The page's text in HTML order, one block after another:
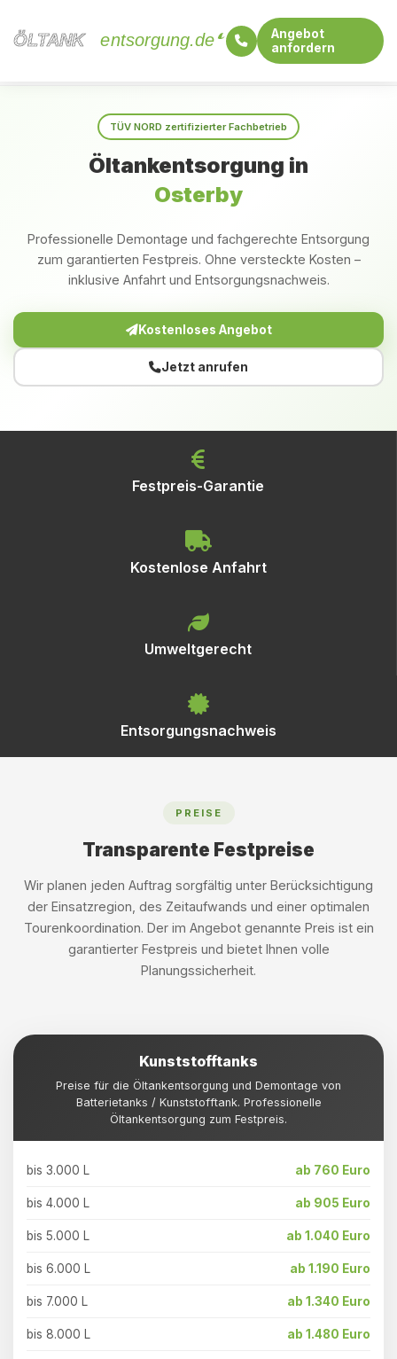
ÖLTANK
ÖLTANK entsorgung.de
Angebot
anfordern
TÜV NORD zertifizierter Fachbetrieb
Öltankentsorgung in
Osterby
Professionelle Demontage und fachgerechte Entsorgung
zum garantierten Festpreis. Ohne versteckte Kosten –
inklusive Anfahrt und Entsorgungsnachweis.
Kostenloses Angebot
Jetzt anrufen
Festpreis-Garantie
Kostenlose Anfahrt
Umweltgerecht
Entsorgungsnachweis
PREISE
Transparente Festpreise
Wir planen jeden Auftrag sorgfältig unter Berücksichtigung
der Einsatzregion, des Zeitaufwands und einer optimalen
Tourenkoordination. Der im Angebot genannte Preis ist ein
garantierter Festpreis und bietet Ihnen volle
Planungssicherheit.
Kunststofftanks
Preise für die Öltankentsorgung und Demontage von
Batterietanks / Kunststofftank. Professionelle
Öltankentsorgung zum Festpreis.
bis 3.000 L ab 760 Euro
bis 4.000 L ab 905 Euro
bis 5.000 L ab 1.040 Euro
bis 6.000 L ab 1.190 Euro
bis 7.000 L ab 1.340 Euro
bis 8.000 L ab 1.480 Euro